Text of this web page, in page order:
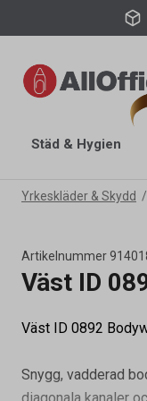
Städ & Hygien
Yrkeskläder & Skydd
Artikelnummer
Väst ID
Väst ID 0892
Snygg, vadderad